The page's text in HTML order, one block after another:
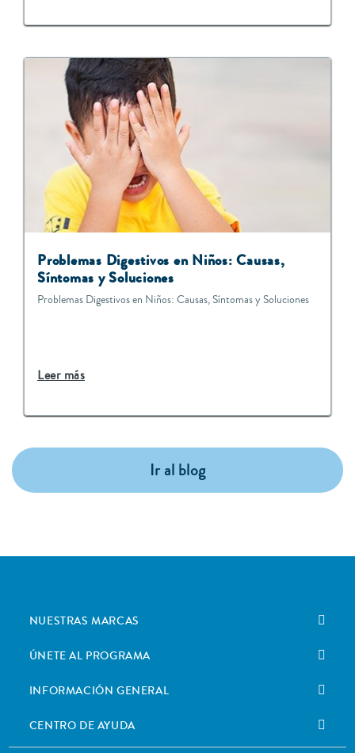
Problemas Digestivos en Niños: Causas,
Síntomas y Soluciones
Problemas Digestivos en Niños: Causas, Síntomas y Soluciones
Leer más
Ir al blog
NUESTRAS MARCAS
ÚNETE AL PROGRAMA
INFORMACIÓN GENERAL
CENTRO DE AYUDA